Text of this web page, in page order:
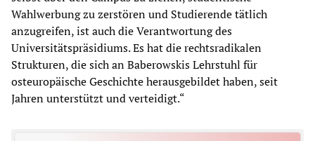
Wahlwerbung zu zerstören und Studierende tätlich
anzugreifen, ist auch die Verantwortung des
Universitätspräsidiums. Es hat die rechtsradikalen
Strukturen, die sich an Baberowskis Lehrstuhl für
osteuropäische Geschichte herausgebildet haben, seit
Jahren unterstützt und verteidigt.“